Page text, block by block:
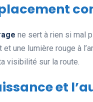
ne sert à rien si mal
et une lumière rouge à
visibilité sur la route.
et